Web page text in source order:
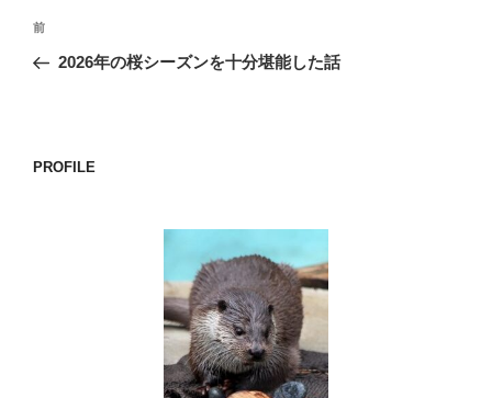
投
ナ
ー
前
の
前
2026年の桜シーズンを十分堪能した話
PROFILE